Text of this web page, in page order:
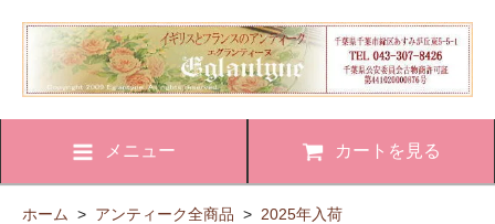
メニュー カートを見る
ホーム > アンティーク全商品 > 2025年入荷